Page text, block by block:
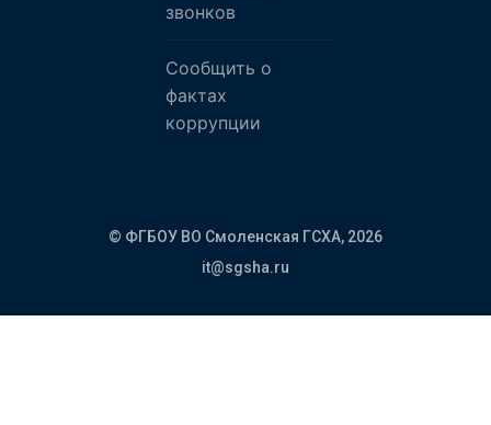
звонков
Сообщить о
фактах
коррупции
© ФГБОУ ВО Смоленская ГСХА, 2026
it@sgsha.ru